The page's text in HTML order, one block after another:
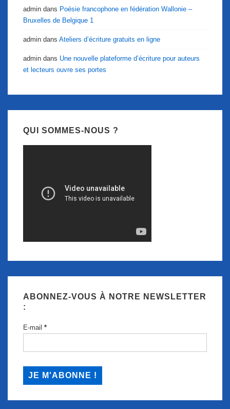
admin dans Poésie francophone en fédération Wallonie –
Bruxelles de Belgique 1
admin dans Ateliers d’écriture gratuits en ligne
admin dans Une nouvelle plateforme d’écriture pour auteurs
et lecteurs ouvre ses portes
QUI SOMMES-NOUS ?
ABONNEZ-VOUS À NOTRE NEWSLETTER
:
E-mail *